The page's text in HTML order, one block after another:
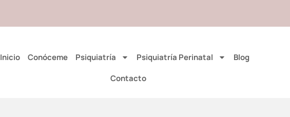
Inicio Conóceme Psiquiatría Psiquiatría Perinatal
Blog
Contacto